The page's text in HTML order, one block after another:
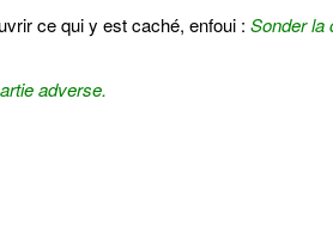
ce qui y est caché, enfoui : Sonder la
adverse.